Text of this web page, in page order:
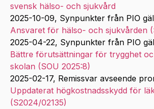
svensk hälso- och sjukvård
2025-10-09, Synpunkter från PIO
Ansvaret för hälso- och sjukvården
2025-04-22, Synpunkter från PIO
Bättre förutsättningar för trygghet
skolan (SOU 2025:8)
2025-02-17, Remissvar avseende
Uppdaterat högkostnadsskydd för
(S2024/02135)